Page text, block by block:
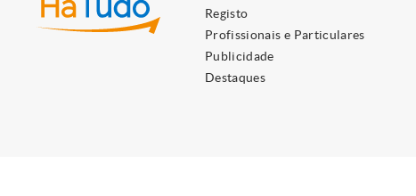
Registo
Profissionais e Particulares
Publicidade
Destaques